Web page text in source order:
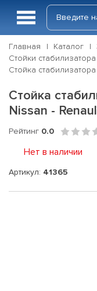
Главная Каталог
Стойки стабилизатора
Стойка
Стойка
Nissan -
Рейтинг 0.0
Нет в наличии
Артикул: 41365